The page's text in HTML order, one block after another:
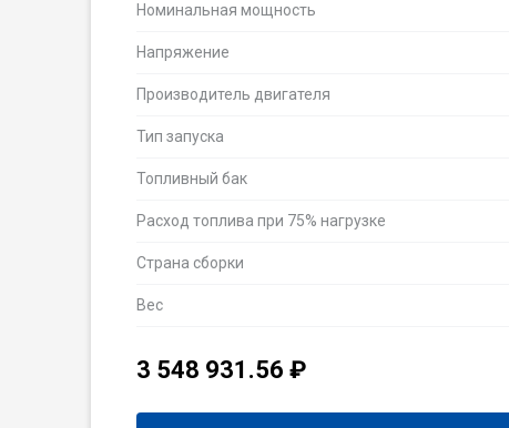
Номинальная мощность
Напряжение
Производитель двигателя
Тип запуска
Топливный бак
Расход топлива при 75% нагрузке
Страна сборки
Вес
3 548 931.56 ₽